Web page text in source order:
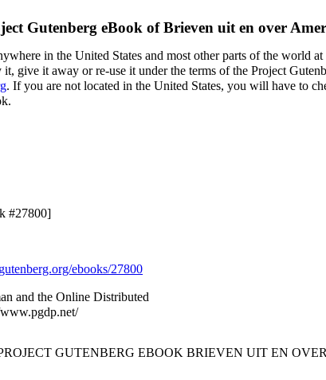
Gutenberg eBook ofBrieven uit en over
in the United States and most other parts of the world
give it away or re-use it under the terms of the Project
. If you are not located in the United States, you will have to
#27800]
ebooks/27800
and the Online Distributed
GUTENBERG EBOOK BRIEVEN UIT EN